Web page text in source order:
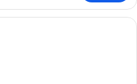
Minibar, värdeförvaringsskåp på